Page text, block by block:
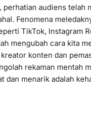
perhatian audiens telah
Fenomena
TikTok, Instagram
mengubah cara kita
konten dan
rekaman mentah
dan menarik adalah